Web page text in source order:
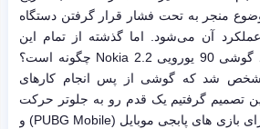
منجر به تحت فشار قرار گرفتن دستگاه
آن می‌شود. اما گذشته از تمام این
صحبت ها قدرت عملکرد گوشی 90 یورویی Nokia 2.2 چگونه است؟
نوکیا 2.2 مشخص شد که گوشی از پس انجام کارهای
تصمیم گرفتیم یک قدم رو به جلوتر حرکت
کنیم و کیفیت نصب و اجرای بازی های پابجی موبایل (PUBG Mobile) و